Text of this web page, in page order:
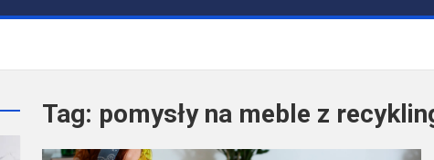
Tag: pomysły na meble z